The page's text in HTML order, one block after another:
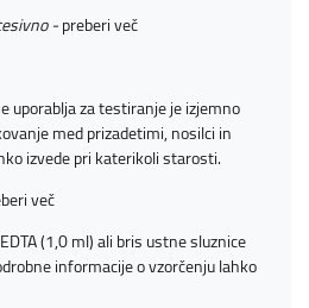
-preberi več
uporablja za testiranje je izjemno
med prizadetimi, nosilci in
izvede pri katerikoli starosti.
več
(1,0 ml) ali bris ustne sluznice
informacije o vzorčenju lahko